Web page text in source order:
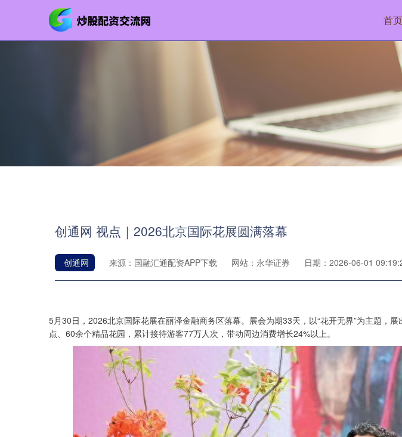
首页
创通网 视点｜2026北京国际花展圆满落幕
创通网 来源：国融汇通配资APP下载 网站：永华证券 日期：2026-06-01
5月30日，2026北京国际花展在丽泽金融商务区落幕。展会为期33天，以“花开无界”为主题，
点、60余个精品花园，累计接待游客77万人次，带动周边消费增长24%以上。